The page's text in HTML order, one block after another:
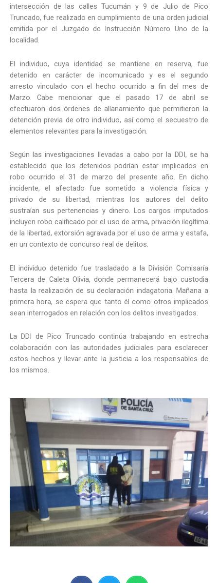
intersección de las calles Tucumán y 9 de Julio de Pico
Truncado, fue realizado en cumplimiento de una orden judicial
emitida por el Juzgado de Instrucción Número Uno de la
localidad.
El individuo, cuya identidad se mantiene en reserva, fue
detenido en carácter de incomunicado y es el segundo
arresto vinculado con el hecho ocurrido a fin del mes de
Marzo. Cabe mencionar que el pasado 17 de abril se
efectuaron dos órdenes de allanamiento que permitieron la
detención previa de otro individuo, así como el secuestro de
elementos relevantes para la investigación.
Según las investigaciones llevadas a cabo por la DDI, se ha
establecido que los detenidos podrían estar implicados en
robo ocurrido el 31 de marzo del presente año. En dicho
incidente, el afectado fue sometido a violencia física y
privado de su libertad, mientras los autores del delito
sustraían sus pertenencias y dinero. Los cargos imputados
incluyen robo calificado por el uso de arma, privación ilegítima
de la libertad, extorsión agravada por el uso de arma y estafa,
en un contexto de concurso real de delitos.
El individuo detenido fue trasladado a la División Comisaría
Tercera de Caleta Olivia, donde permanecerá bajo custodia
hasta la realización de su declaración indagatoria. Mañana a
primera hora, se espera que tanto él como otros implicados
sean interrogados en relación con los delitos investigados.
La DDI de Pico Truncado continúa trabajando en estrecha
colaboración con las autoridades judiciales para esclarecer
estos hechos y llevar ante la justicia a los responsables de
los mismos.